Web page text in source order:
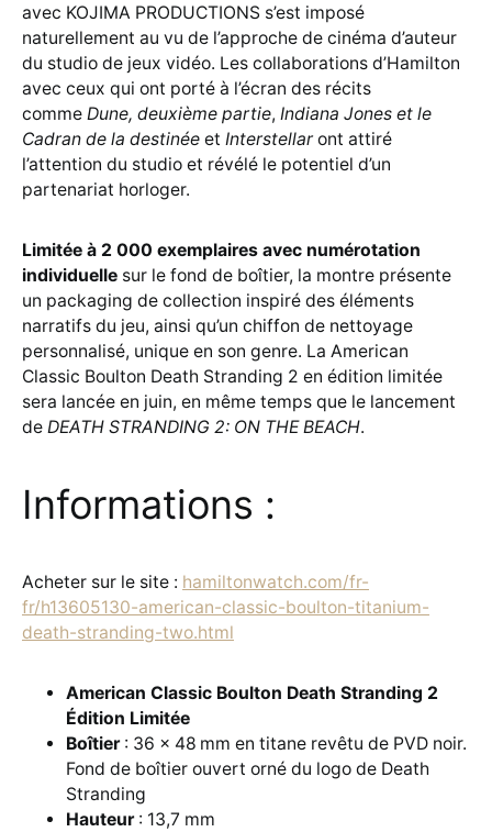
avec KOJIMA PRODUCTIONS s’est imposé
naturellement au vu de l’approche de cinéma d’auteur
du studio de jeux vidéo. Les collaborations d’Hamilton
avec ceux qui ont porté à l’écran des récits
comme Dune, deuxième partie, Indiana Jones et le
Cadran de la destinée et Interstellaront attiré
l’attention du studio et révélé le potentiel d’un
partenariat horloger.
Limitée à 2 000 exemplaires avec numérotation
individuelle sur le fond de boîtier, la montre présente
un packaging de collection inspiré des éléments
narratifs du jeu, ainsi qu’un chiffon de nettoyage
personnalisé, unique en son genre. La American
Classic Boulton Death Stranding 2 en édition limitée
sera lancée en juin, en même temps que le lancement
de DEATH STRANDING 2: ON THE BEACH.
Informations :
Acheter sur le site : hamiltonwatch.com/fr-
fr/h13605130-american-classic-boulton-titanium-
death-stranding-two.html
American Classic Boulton Death Stranding 2
Édition Limitée
Boîtier: 36 x 48 mm en titane revêtu de PVD noir.
Fond de boîtier ouvert orné du logo de Death
Stranding
Hauteur: 13,7 mm